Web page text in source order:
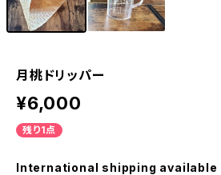
月桃ドリッパー
¥6,000
残り1点
International shipping available